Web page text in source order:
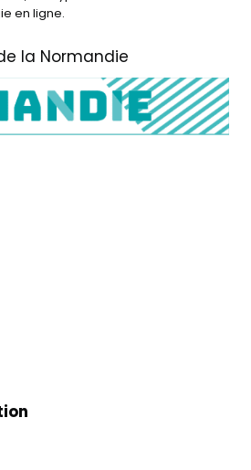
en ligne.
la Normandie